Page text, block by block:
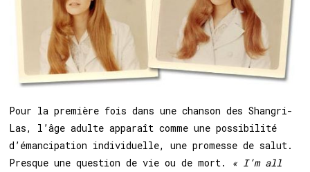
Pour la première fois dans une chanson des Shangri-
Las, l’âge adulte apparaît comme une possibilité
d’émancipation individuelle, une promesse de salut.
Presque une question de vie ou de mort. « I’m all